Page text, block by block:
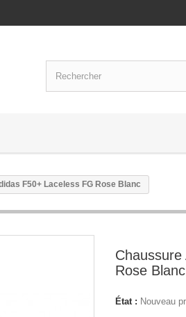
F50+ Laceless FG Rose Blanc
Rose Blanc
État : Nouveau